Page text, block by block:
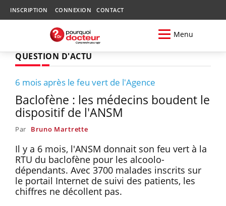
INSCRIPTION CONNEXION CONTACT
Menu
QUESTION D'ACTU
6 mois après le feu vert de l'Agence
Baclofène : les médecins boudent le
dispositif de l'ANSM
Par Bruno Martrette
Il y a 6 mois, l'ANSM donnait son feu vert à la
RTU du baclofène pour les alcoolo-
dépendants. Avec 3700 malades inscrits sur
le portail Internet de suivi des patients, les
chiffres ne décollent pas.